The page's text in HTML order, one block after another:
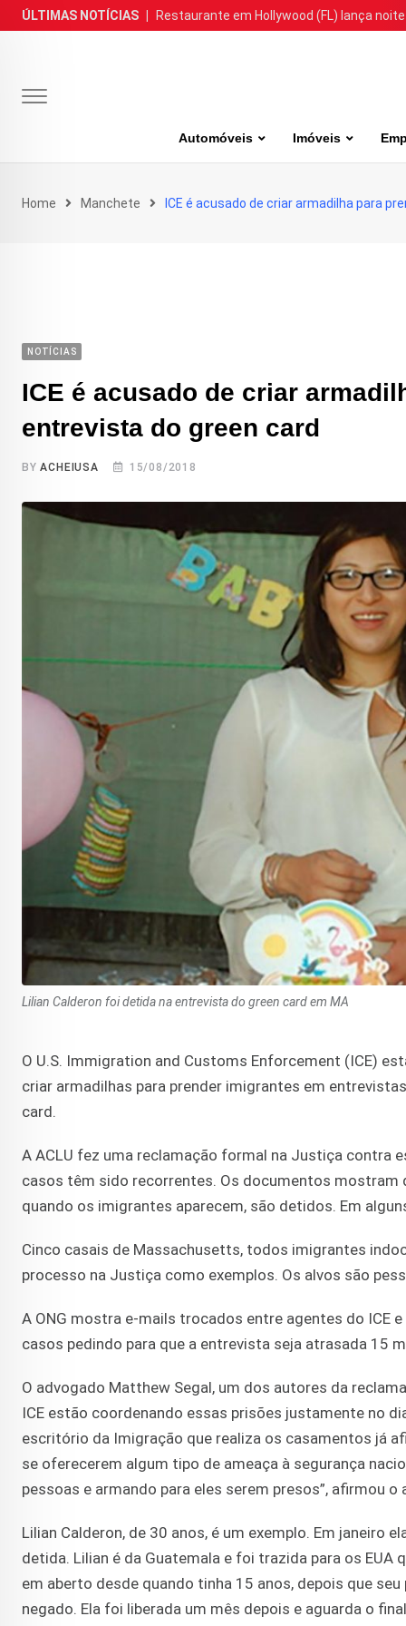
Skip
to
ÚLTIMAS NOTÍCIAS Restaurante em Hollywood (FL) lança
Automóveis Imóveis
Home Manchete ICE é acusado de criar armadilha para
NOTÍCIAS
ICE é acusado de criar
entrevista do green card
BYACHEIUSA 15/08/2018
Lilian Calderon foi detida na entrevista do green card em MA
O U.S. Immigration and Customs Enforcement (ICE)
criar armadilhas para prender imigrantes em
card.
A ACLU fez uma reclamação formal na Justiça contra
casos têm sido recorrentes. Os documentos mostram
quando os imigrantes aparecem, são detidos. Em
Cinco casais de Massachusetts, todos imigrantes
processo na Justiça como exemplos. Os alvos são
A ONG mostra e-mails trocados entre agentes do ICE
casos pedindo para que a entrevista seja atrasada 15
O advogado Matthew Segal, um dos autores da
ICE estão coordenando essas prisões justamente no
escritório da Imigração que realiza os casamentos já
se oferecerem algum tipo de ameaça à segurança
pessoas e armando para eles serem presos”, afirmou o
Lilian Calderon, de 30 anos, é um exemplo. Em janeiro
detida. Lilian é da Guatemala e foi trazida para os
em aberto desde quando tinha 15 anos, depois que
negado. Ela foi liberada um mês depois e aguarda o